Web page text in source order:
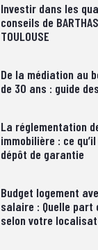
Investir dans les
conseils de
TOULOUSE
De la médiation au
de 30 ans : guide
La réglementation
immobilière : ce
dépôt de garantie
Budget logement
salaire : Quelle
selon votre